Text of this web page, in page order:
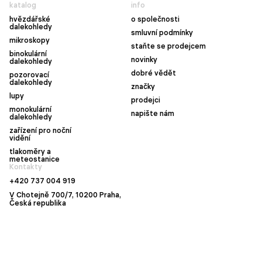
katalog
hvězdářské
dalekohledy
mikroskopy
binokulární
dalekohledy
pozorovací
dalekohledy
lupy
monokulární
dalekohledy
zařízení pro noční
vidění
tlakoměry a
meteostanice
info
o společnosti
smluvní podmínky
staňte se prodejcem
novinky
dobré vědět
značky
prodejci
napište nám
Kontakty
+420 737 004 919
V Chotejně 700/7, 10200 Praha,
Česká republika